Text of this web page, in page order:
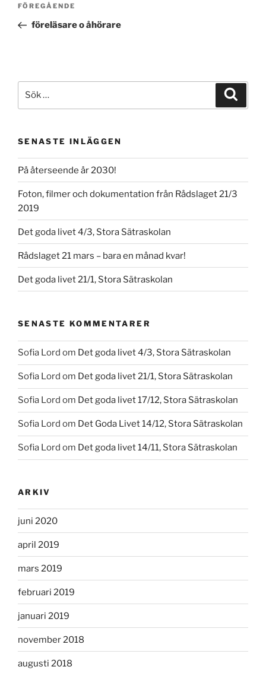
Föregående
inlägg
FÖREGÅENDE
föreläsare o åhörare
efter:
SENASTE INLÄGGEN
På återseende år 2030!
Foton, filmer och dokumentation från Rådslaget 21/3
2019
Det goda livet 4/3, Stora Sätraskolan
Rådslaget 21 mars – bara en månad kvar!
Det goda livet 21/1, Stora Sätraskolan
SENASTE KOMMENTARER
Sofia Lord om Det goda livet 4/3, Stora Sätraskolan
Sofia Lord om Det goda livet 21/1, Stora Sätraskolan
Sofia Lord om Det goda livet 17/12, Stora Sätraskolan
Sofia Lord om Det Goda Livet 14/12, Stora Sätraskolan
Sofia Lord om Det goda livet 14/11, Stora Sätraskolan
ARKIV
juni 2020
april 2019
mars 2019
februari 2019
januari 2019
november 2018
augusti 2018